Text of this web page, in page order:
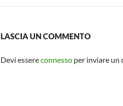
LASCIA UN COMMENTO
Devi essereconnesso per inviare un